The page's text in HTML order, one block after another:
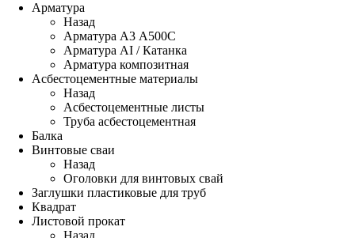
Арматура
Назад
Арматура А3 А500С
Арматура АI / Катанка
Арматура композитная
Асбестоцементные материалы
Назад
Асбестоцементные листы
Труба асбестоцементная
Балка
Винтовые сваи
Назад
Оголовки для винтовых свай
Заглушки пластиковые для труб
Квадрат
Листовой прокат
Назад